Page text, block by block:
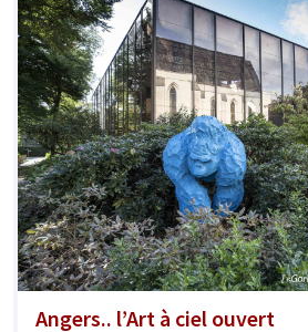
Angers.. l’Art à ciel ouvert